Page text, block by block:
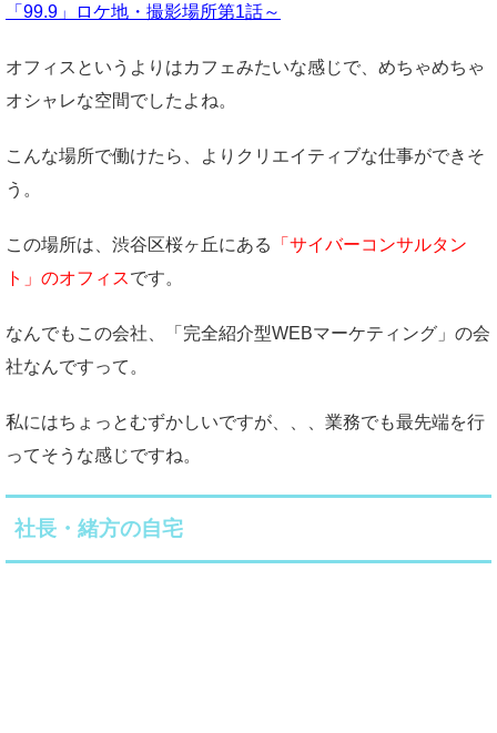
「99.9」ロケ地・撮影場所第1話～
オフィスというよりはカフェみたいな感じで、めちゃめちゃ
オシャレな空間でしたよね。
こんな場所で働けたら、よりクリエイティブな仕事ができそ
う。
この場所は、渋谷区桜ヶ丘にある
「サイバーコンサルタン
ト」のオフィスです。
なんでもこの会社、「完全紹介型WEBマーケティング」の会
社なんですって。
私にはちょっとむずかしいですが、、、業務でも最先端を行
ってそうな感じですね。
社長・緒方の自宅